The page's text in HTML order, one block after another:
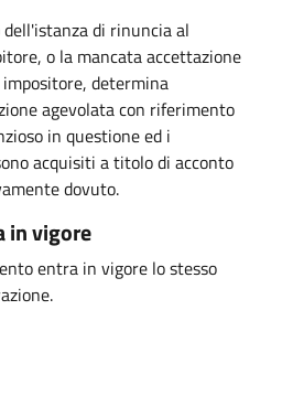
di rinuncia al
o la mancata accettazione
determina
agevolata con riferimento
in questione ed i
acquisiti a titolo di acconto
dovuto.
in vigore
entra in vigore lo stesso